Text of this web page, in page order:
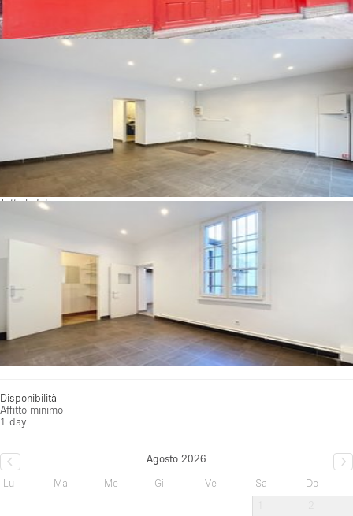
Tutte le foto
Disponibilità
Affitto minimo
1 day
Agosto 2026
Lu
Ma Me Gi Ve Sa
Do